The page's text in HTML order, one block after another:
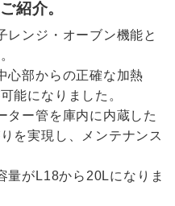
紹介。
レンジ・オーブン機能と
心部からの正確な加熱
能になりました。
ター管を庫内に内蔵した
を実現し、メンテナンス
量がL18から20Lになりま